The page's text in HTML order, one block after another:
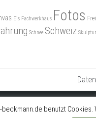
Eis Fachwerkhaus Fotos
Schnee Schweiz
beckmann.de benutzt